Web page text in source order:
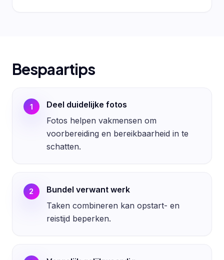
Bespaartips
1
Deel duidelijke fotos
Fotos helpen vakmensen om
voorbereiding en bereikbaarheid in te
schatten.
2
Bundel verwant werk
Taken combineren kan opstart- en
reistijd beperken.